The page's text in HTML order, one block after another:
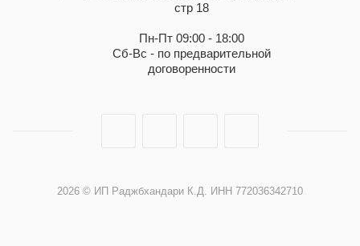
стр 18
Пн-Пт 09:00 - 18:00
Сб-Вс - по предварительной
договоренности
2026 © ИП Раджбхандари К.Д. ИНН 772036342710